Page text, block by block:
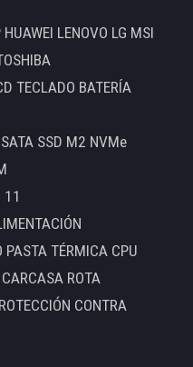
LENOVO LG MSI
TECLADO BATERÍA
SSD M2 NVMe
11
TÉRMICA CPU
ROTA
CONTRA